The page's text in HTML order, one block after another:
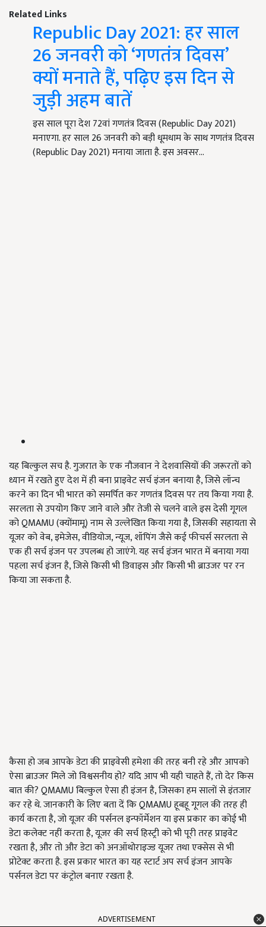
Related Links
Republic Day 2021: हर साल
26 जनवरी को ‘गणतंत्र दिवस’
क्यों मनाते हैं, पढ़िए इस दिन से
जुड़ी अहम बातें
इस साल पूरा देश 72वां गणतंत्र दिवस (Republic Day 2021)
मनाएगा. हर साल 26 जनवरी को बड़ी धूमधाम के साथ गणतंत्र दिवस
(Republic Day 2021) मनाया जाता है. इस अवसर…
यह बिल्कुल सच है. गुजरात के एक नौजवान ने देशवासियों की जरूरतों को
ध्यान में रखते हुए देश में ही बना प्राइवेट सर्च इंजन बनाया है, जिसे लॉन्च
करने का दिन भी भारत को समर्पित कर गणतंत्र दिवस पर तय किया गया है.
सरलता से उपयोग किए जाने वाले और तेजी से चलने वाले इस देसी गूगल
को QMAMU (क्योंमामू) नाम से उल्लेखित किया गया है, जिसकी सहायता से
यूजर को वेब, इमेजेस, वीडियोज, न्यूज, शॉपिंग जैसे कई फीचर्स सरलता से
एक ही सर्च इंजन पर उपलब्ध हो जाएंगे. यह सर्च इंजन भारत में बनाया गया
पहला सर्च इंजन है, जिसे किसी भी डिवाइस और किसी भी ब्राउजर पर रन
किया जा सकता है.
कैसा हो जब आपके डेटा की प्राइवेसी हमेशा की तरह बनी रहे और आपको
ऐसा ब्राउजर मिले जो विश्वसनीय हो? यदि आप भी यही चाहते हैं, तो देर किस
बात की? QMAMU बिल्कुल ऐसा ही इंजन है, जिसका हम सालों से इंतजार
कर रहे थे. जानकारी के लिए बता दें कि QMAMU हूबहू गूगल की तरह ही
कार्य करता है, जो यूजर की पर्सनल इन्फॉर्मेशन या इस प्रकार का कोई भी
डेटा कलेक्ट नहीं करता है, यूजर की सर्च हिस्ट्री को भी पूरी तरह प्राइवेट
रखता है, और तो और डेटा को अनऑथोराइज्ड यूजर तथा एक्सेस से भी
प्रोटेक्ट करता है. इस प्रकार भारत का यह स्टार्ट अप सर्च इंजन आपके
पर्सनल डेटा पर कंट्रोल बनाए रखता है.
ADVERTISEMENT